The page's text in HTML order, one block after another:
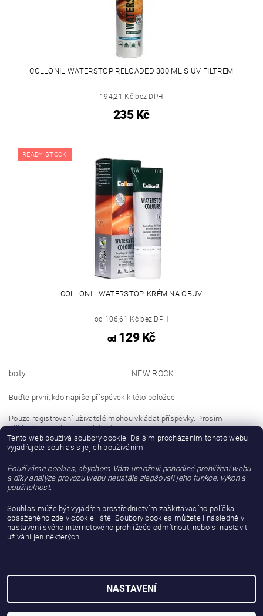
COLLONIL WATERSTOP RELOADED 300 ML S UV FILTREM
194,21 Kč bez DPH
235 Kč
READY STOCK
COLLONIL WATERSTOP-KRÉM NA OBUV
od 106,61 Kč bez DPH
od129 Kč
boty NEW ROCK
Buďte první, kdo napíše příspěvek k této položce.
Pouze registrovaní uživatelé mohou vkládat příspěvky. Prosím
přihlaste senebo seregistrujte.
Buďte první, kdo napíše příspěvek k této položce.
Přidat hodnocení
2026 © gattanera.com, všechna práva vyhrazena
Tento web používá soubory cookie. Dalším procházením tohoto webu
vyjadřujete souhlas s jejich používáním.
Používáme cookies, abychom Vám umožnili pohodlné prohlížení webu
a díky analýze provozu webu neustále zlepšovali jeho funkce, výkon a
použitelnost.
Souhlas může být vyjádřen prostřednictvím zaškrtávacího políčka
obsaženého zde v cookie liště. Soubory cookies můžete i následně v
nastavení svého internetového prohlížeče odmítnout, nebo si nastavit
užívání jen některých.
NASTAVENÍ